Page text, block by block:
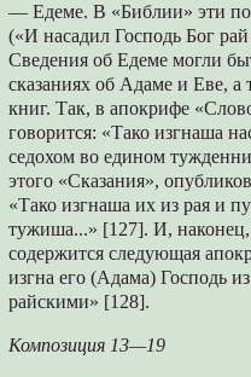
— Едеме. В «Библии» эти
(«И насадил Господь Бог
Сведения об Едеме могли
сказаниях об Адаме и Еве, а
книг. Так, в апокрифе
говорится: «Тако изгнаша
седохом во едином
этого «Сказания»,
«Тако изгнаша их из рая и
тужиша...» [127]. И,
содержится следующая
изгна его (Адама) Господь
райскими» [128].
Композиция 13—19